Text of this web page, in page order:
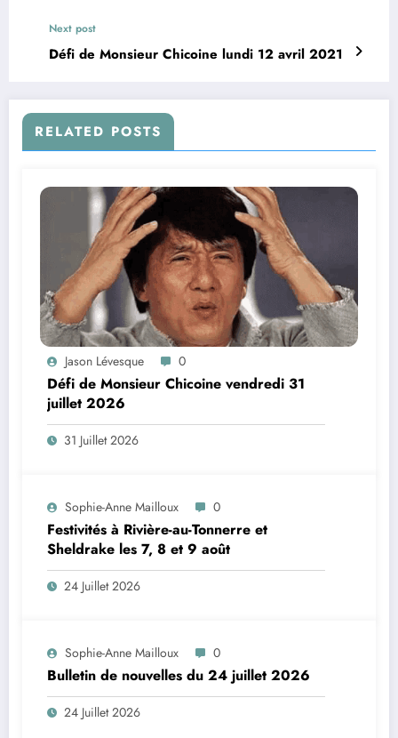
Next post
Défi de Monsieur Chicoine lundi 12 avril 2021
RELATED POSTS
Jason Lévesque 0
Défi de Monsieur Chicoine vendredi 31
juillet 2026
31 Juillet 2026
Sophie-Anne Mailloux 0
Festivités à Rivière-au-Tonnerre et
Sheldrake les 7, 8 et 9 août
24 Juillet 2026
Sophie-Anne Mailloux 0
Bulletin de nouvelles du 24 juillet 2026
24 Juillet 2026